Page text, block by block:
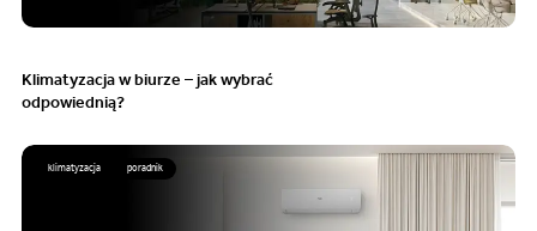
Klimatyzacja w biurze – jak wybrać
odpowiednią?
klimatyzacja poradnik